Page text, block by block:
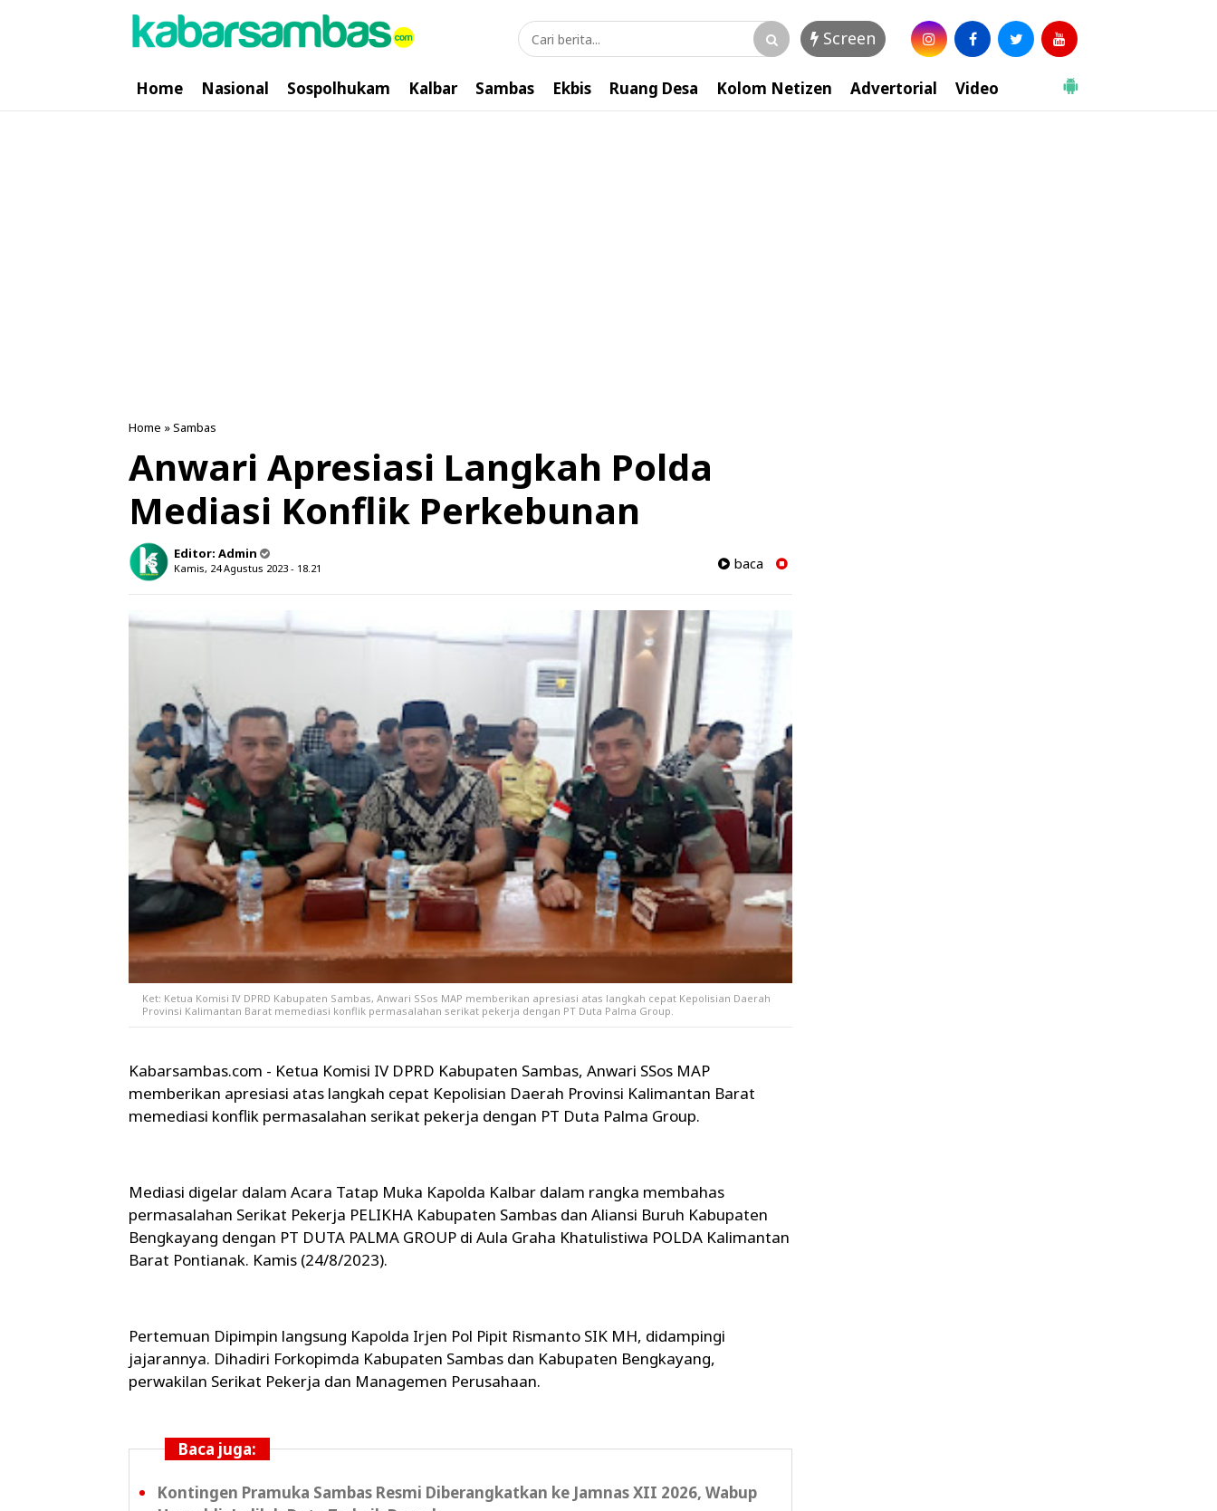
Screen
Home Nasional Sospolhukam Kalbar Sambas Ekbis Ruang Desa Kolom Netizen Advertorial Video
Home »Sambas
Anwari Apresiasi Langkah Polda
Mediasi Konflik Perkebunan
Editor: Admin
Kamis, 24 Agustus 2023 - 18.21 baca
Ket: Ketua Komisi IV DPRD Kabupaten Sambas, Anwari SSos MAP memberikan apresiasi atas langkah cepat Kepolisian Daerah
Provinsi Kalimantan Barat memediasi konflik permasalahan serikat pekerja dengan PT Duta Palma Group.
Kabarsambas.com - Ketua Komisi IV DPRD Kabupaten Sambas, Anwari SSos MAP
memberikan apresiasi atas langkah cepat Kepolisian Daerah Provinsi Kalimantan Barat
memediasi konflik permasalahan serikat pekerja dengan PT Duta Palma Group.
Mediasi digelar dalam Acara Tatap Muka Kapolda Kalbar dalam rangka membahas
permasalahan Serikat Pekerja PELIKHA Kabupaten Sambas dan Aliansi Buruh Kabupaten
Bengkayang dengan PT DUTA PALMA GROUP di Aula Graha Khatulistiwa POLDA Kalimantan
Barat Pontianak. Kamis (24/8/2023).
Pertemuan Dipimpin langsung Kapolda Irjen Pol Pipit Rismanto SIK MH, didampingi
jajarannya. Dihadiri Forkopimda Kabupaten Sambas dan Kabupaten Bengkayang,
perwakilan Serikat Pekerja dan Managemen Perusahaan.
Baca juga:
Kontingen Pramuka Sambas Resmi Diberangkatkan ke Jamnas XII 2026, Wabup